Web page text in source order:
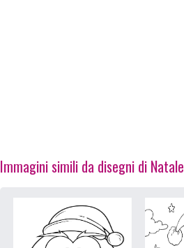
Immagini simili da disegni di Natale